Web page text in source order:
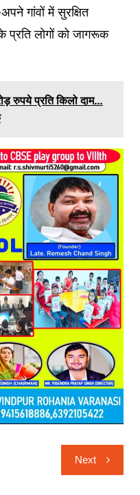
गांवों में सुरक्षित
लोगों को जागरूक
रुपये प्रति किलो दाम…
Next